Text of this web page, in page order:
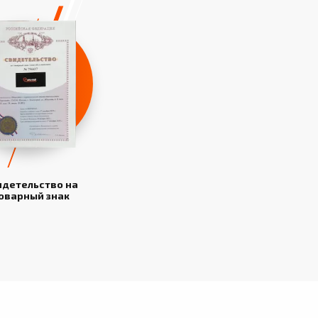
на
знак